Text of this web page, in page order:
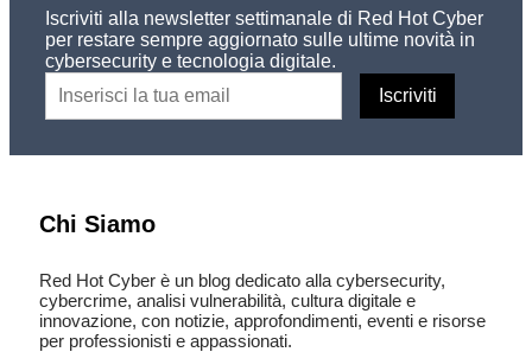
Iscriviti alla newsletter settimanale di Red Hot Cyber
per restare sempre aggiornato sulle ultime novità in
cybersecurity e tecnologia digitale.
Chi Siamo
Red Hot Cyber è un blog dedicato alla cybersecurity,
cybercrime, analisi vulnerabilità, cultura digitale e
innovazione, con notizie, approfondimenti, eventi e risorse
per professionisti e appassionati.